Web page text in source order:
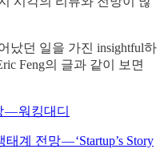
났던 일을 가진 insightful하
Feng의 글과 같이 보면
— 워킹대디
태계 전망 — ‘Startup’s Story